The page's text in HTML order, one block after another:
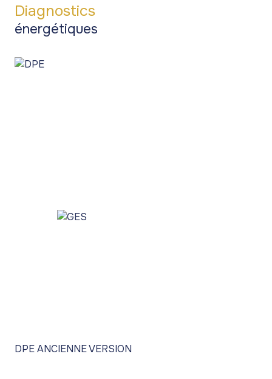
Diagnostics
énergétiques
DPE ANCIENNE VERSION